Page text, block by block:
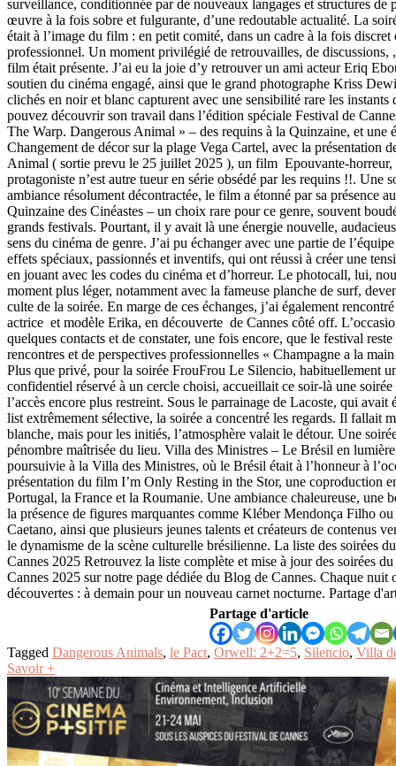
surveillance, conditionnée par de nouveaux langages et structures de
œuvre à la fois sobre et fulgurante, d’une redoutable actualité. La
était à l’image du film : en petit comité, dans un cadre à la fois discret
professionnel. Un moment privilégié de retrouvailles, de discussions,
film était présente. J’ai eu la joie d’y retrouver un ami acteur Eriq
soutien du cinéma engagé, ainsi que le grand photographe Kriss
clichés en noir et blanc capturent avec une sensibilité rare les instants
pouvez découvrir son travail dans l’édition spéciale Festival de
The Warp. Dangerous Animal » – des requins à la Quinzaine, et une
Changement de décor sur la plage Vega Cartel, avec la présentation
Animal ( sortie prevu le 25 juillet 2025 ), un film Epouvante-
protagoniste n’est autre tueur en série obsédé par les requins !!. Une
ambiance résolument décontractée, le film a étonné par sa présence
Quinzaine des Cinéastes – un choix rare pour ce genre, souvent
grands festivals. Pourtant, il y avait là une énergie nouvelle,
sens du cinéma de genre. J’ai pu échanger avec une partie de
effets spéciaux, passionnés et inventifs, qui ont réussi à créer une
en jouant avec les codes du cinéma et d’horreur. Le photocall, lui,
moment plus léger, notamment avec la fameuse planche de surf,
culte de la soirée. En marge de ces échanges, j’ai également
actrice et modèle Erika, en découverte de Cannes côté off.
quelques contacts et de constater, une fois encore, que le festival
rencontres et de perspectives professionnelles « Champagne a la
Plus que privé, pour la soirée FrouFrou Le Silencio, habituellement
confidentiel réservé à un cercle choisi, accueillait ce soir-là une
l’accès encore plus restreint. Sous le parrainage de Lacoste, qui avait
list extrêmement sélective, la soirée a concentré les regards. Il fallait
blanche, mais pour les initiés, l’atmosphère valait le détour. Une
pénombre maîtrisée du lieu. Villa des Ministres – Le Brésil en lumière
poursuivie à la Villa des Ministres, où le Brésil était à l’honneur à
présentation du film I’m Only Resting in the Stor, une coproduction
Portugal, la France et la Roumanie. Une ambiance chaleureuse, une
la présence de figures marquantes comme Kléber Mendonça Filho
Caetano, ainsi que plusieurs jeunes talents et créateurs de contenus
le dynamisme de la scène culturelle brésilienne. La liste des soirées
Cannes 2025 Retrouvez la liste complète et mise à jour des soirées
Cannes 2025 sur notre page dédiée du Blog de Cannes. Chaque nuit
découvertes : à demain pour un nouveau carnet nocturne. Partage
Partage d'article
Tagged Dangerous Animals, le Pact, Orwell: 2+2=5, Silencio, Villa
Savoir +